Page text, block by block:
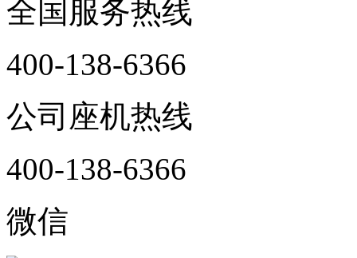
全国服务热线
400-138-6366
公司座机热线
400-138-6366
微信